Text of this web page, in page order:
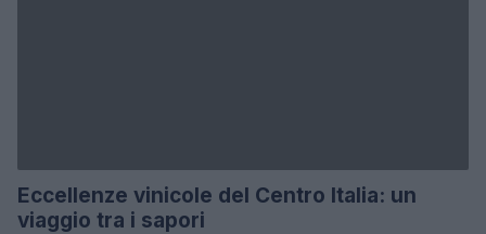
Eccellenze vinicole del Centro Italia: un
viaggio tra i sapori